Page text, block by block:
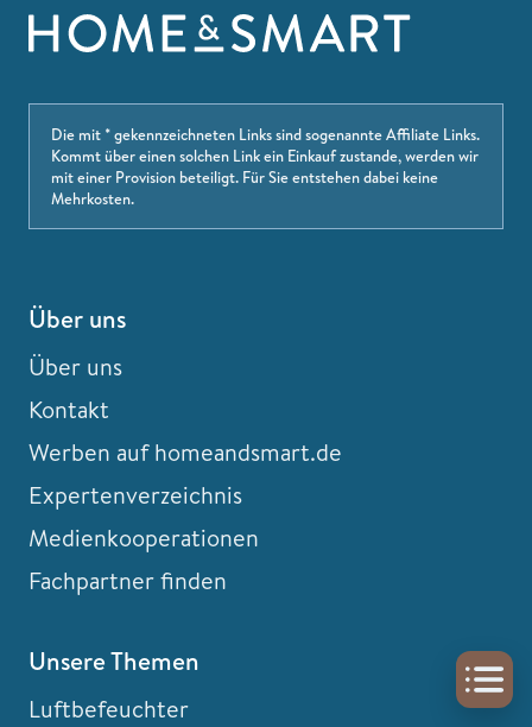
Die mit * gekennzeichneten Links sind sogenannte Affiliate Links.
Kommt über einen solchen Link ein Einkauf zustande, werden wir
mit einer Provision beteiligt. Für Sie entstehen dabei keine
Mehrkosten.
Über uns
Über uns
Kontakt
Werben auf homeandsmart.de
Expertenverzeichnis
Medienkooperationen
Fachpartner finden
Unsere Themen
Luftbefeuchter